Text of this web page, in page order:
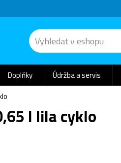
Doplňky Údržba a servis
l lila cyklo